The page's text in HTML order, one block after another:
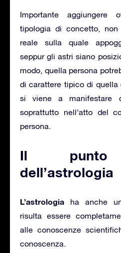
Importante aggiungere
tipologia di concetto,
reale sulla quale
seppur gli astri siano
modo, quella persona
di carattere tipico di quella
si viene a manifestare
soprattutto nell’atto del
persona.
Il punto
dell’astrologia
L’astrologia ha anche
risulta essere
alle conoscenze
conoscenza.